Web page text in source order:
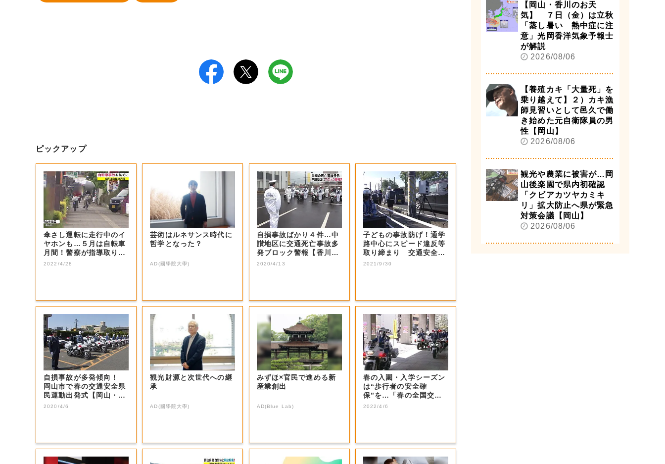
ピックアップ
傘さし運転に走行中のイ
ヤホンも…５月は自転車
月間！警察が指導取り締
まりを強化【岡...
2022/4/28
芸術はルネサンス時代に
哲学となった？
AD(國學院大學)
自損事故ばかり４件…中
讃地区に交通死亡事故多
発ブロック警報【香川】
| OHK...
2020/4/13
子どもの事故防げ！通学
路中心にスピード違反等
取り締まり 交通安全運
動最終日 ３０...
2021/9/30
自損事故が多発傾向！
岡山市で春の交通安全県
民運動出発式【岡山・岡
山市】
2020/4/6
観光財源と次世代への継
承
AD(國學院大學)
みずほ×官民で進める新
産業創出
AD(Blue Lab)
春の入園・入学シーズン
は“歩行者の安全確
保”を…「春の全国交通
安全運動」４月１５...
2022/4/6
【岡山・香川のお天
気】 ７日（金）は立秋
「蒸し暑い 熱中症に注
意」光岡香洋気象予報士
が解説
2026/08/06
【養殖カキ「大量死」を
乗り越えて】２）カキ漁
師見習いとして邑久で働
き始めた元自衛隊員の男
性【岡山】
2026/08/06
観光や農業に被害が…岡
山後楽園で県内初確認
「クビアカツヤカミキ
リ」拡大防止へ県が緊急
対策会議【岡山】
2026/08/06